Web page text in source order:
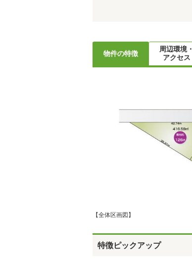
物件の特徴
周辺環境・
アクセス
【全体区画図】
特徴ピックアップ